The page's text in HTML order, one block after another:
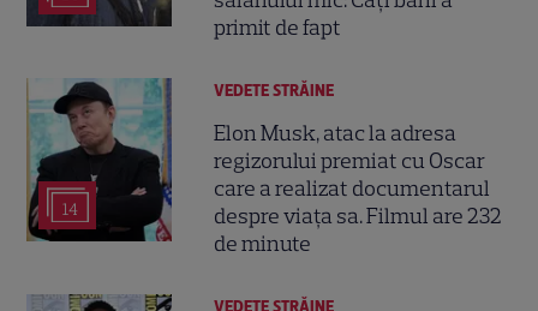
primit de fapt
14
VEDETE STRĂINE
Elon Musk, atac la adresa
regizorului premiat cu Oscar
care a realizat documentarul
despre viața sa. Filmul are 232
de minute
VEDETE STRĂINE